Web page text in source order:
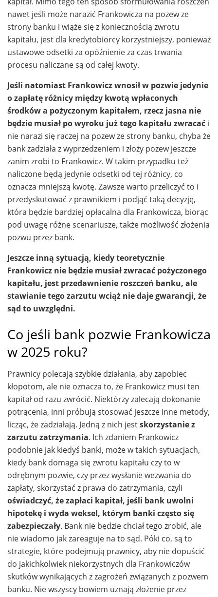
nawet jeśli może narazić Frankowicza na pozew ze
strony banku i wiąże się z koniecznością zwrotu
kapitału, jest dla kredytobiorcy korzystniejszy, ponieważ
ustawowe odsetki za opóźnienie za czas trwania
procesu naliczane są od całej kwoty.
Jeśli natomiast Frankowicz wnosił w pozwie jedynie
o zapłatę różnicy między kwotą wpłaconych
środków a pożyczonym kapitałem, rzecz jasna nie
będzie musiał po wyroku już tego kapitału zwracać i
nie narazi się raczej na pozew ze strony banku, chyba że
bank zadziała z wyprzedzeniem i złoży pozew jeszcze
zanim zrobi to Frankowicz. W takim przypadku też
naliczone będą jedynie odsetki od tej różnicy, co
oznacza mniejszą kwotę. Zawsze warto przeliczyć to i
przedyskutować z prawnikiem i podjąć taką decyzję,
która będzie bardziej opłacalna dla Frankowicza, biorąc
pod uwagę różne scenariusze, także możliwość złożenia
pozwu przez bank.
Jeszcze inną sytuacją, kiedy teoretycznie
Frankowicz nie będzie musiał zwracać pożyczonego
kapitału, jest przedawnienie roszczeń banku, ale
stawianie tego zarzutu wciąż nie daje gwarancji, że
sąd to uwzględni.
Co jeśli bank pozwie Frankowicza
w 2025 roku?
Prawnicy polecają szybkie działania, aby zapobiec
kłopotom, ale nie oznacza to, że Frankowicz musi ten
kapitał od razu zwrócić. Niektórzy zalecają dokonanie
potrącenia, inni próbują stosować jeszcze inne metody,
licząc, że zadziałają. Jedną z nich jestskorzystanie z
zarzutu zatrzymania. Ich zdaniem Frankowicz
podobnie jak kiedyś banki, może w takich sytuacjach,
kiedy bank domaga się zwrotu kapitału czy to w
odrębnym pozwie, czy przez wysłanie wezwania do
zapłaty, skorzystać z prawa do zatrzymania, czyli
oświadczyć, że zapłaci kapitał, jeśli bank uwolni
hipotekę i wyda weksel, którym banki często się
zabezpieczały. Bank nie będzie chciał tego zrobić, ale
nie wiadomo jak zareaguje na to sąd. Póki co, są to
strategie, które podejmują prawnicy, aby nie dopuścić
do jakichkolwiek niekorzystnych dla Frankowiczów
skutków wynikających z zagrożeń związanych z pozwem
banku. Nie wszyscy bowiem uznają złożenie przez